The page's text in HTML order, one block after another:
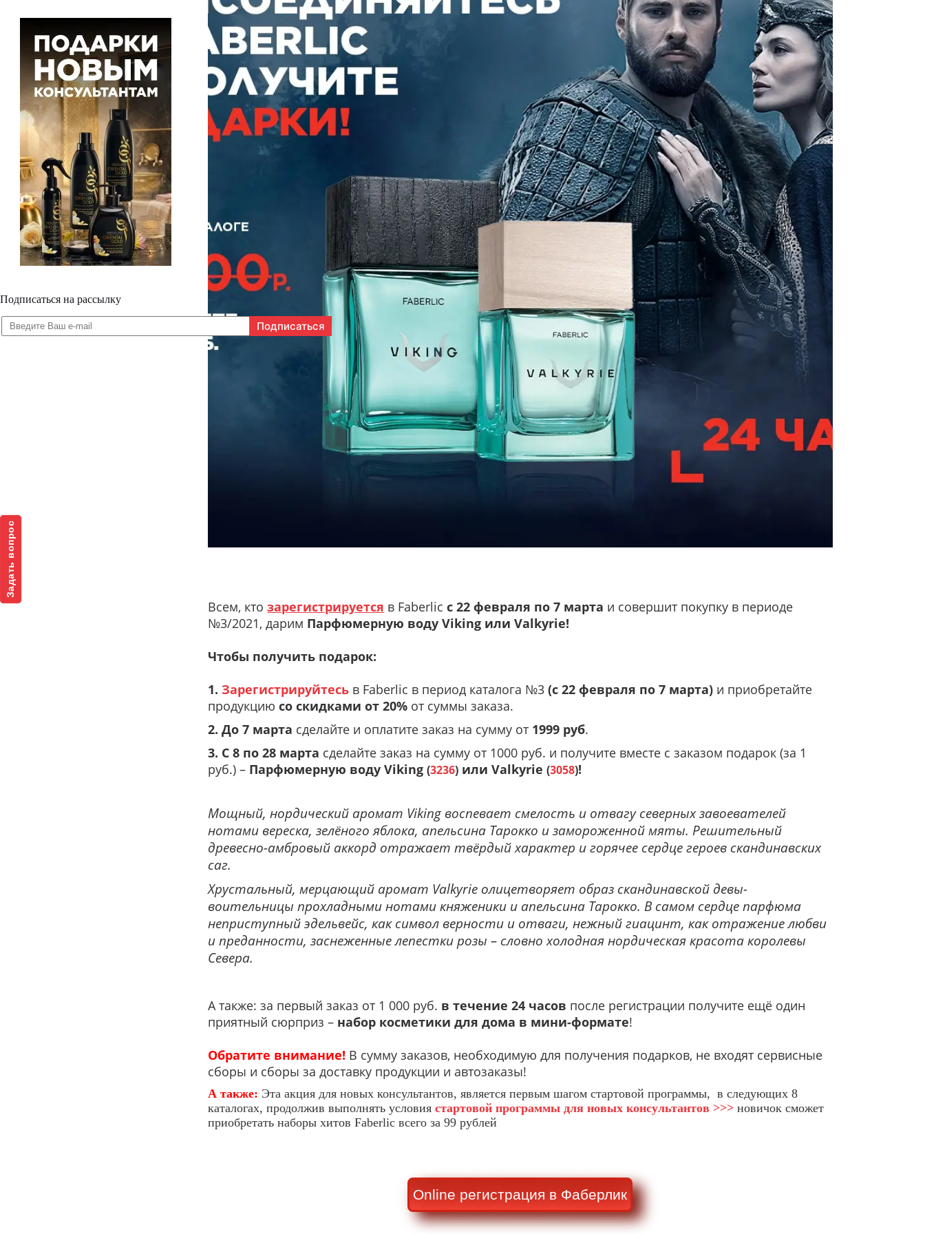
Всем, ктозарегистрируется в Faberlicс 22 февраля по 7 марта и совершит покупку в периоде
№3/2021, дарим Парфюмерную воду Viking или Valkyrie!
Чтобы получить подарок:
1. Зарегистрируйтесь в Faberlic в период каталога №3 (с 22 февраля по 7 марта) и приобретайте
продукциюсо скидками от 20% от суммы заказа.
2. До 7 марта сделайте и оплатите заказ на сумму от 1999 руб.
3. С 8 по 28 марта сделайте заказ на сумму от 1000 руб. и получите вместе с заказом подарок (за 1
руб.) – Парфюмерную воду Viking(3236) или Valkyrie(3058)!
Мощный, нордический аромат Viking воспевает смелость и отвагу северных завоевателей
нотами вереска, зелёного яблока, апельсина Тарокко и замороженной мяты. Решительный
древесно-амбровый аккорд отражает твёрдый характер и горячее сердце героев скандинавских
саг.
Хрустальный, мерцающий аромат Valkyrie олицетворяет образ скандинавской девы-
воительницы прохладными нотами княженики и апельсина Тарокко. В самом сердце парфюма
неприступный эдельвейс, как символ верности и отваги, нежный гиацинт, как отражение любви
и преданности, заснеженные лепестки розы – словно холодная нордическая красота королевы
Севера.
А также: за первый заказ от 1 000 руб. в течение 24 часов после регистрации получите ещё один
приятный сюрприз – набор косметики для дома в мини-формате!
Обратите внимание! В сумму заказов, необходимую для получения подарков, не входят сервисные
сборы и сборы за доставку продукции и автозаказы!
А также: Эта акция для новых консультантов, является первым шагом стартовой программы, в следующих 8
каталогах, продолжив выполнять условия стартовой программы для новых консультантов >>> новичок сможет
приобретать наборы хитов Faberlic всего за 99 рублей
Online регистрация в Фаберлик
Подписаться на рассылку
Задать вопрос